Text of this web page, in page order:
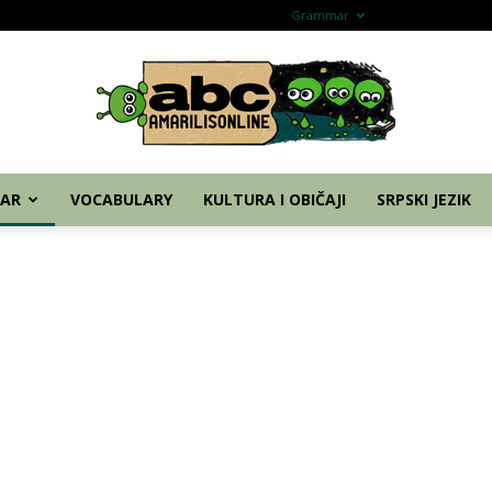
Grammar
abc
VOCABULARY KULTURA I OBIČAJI SRPSKI JEZIK